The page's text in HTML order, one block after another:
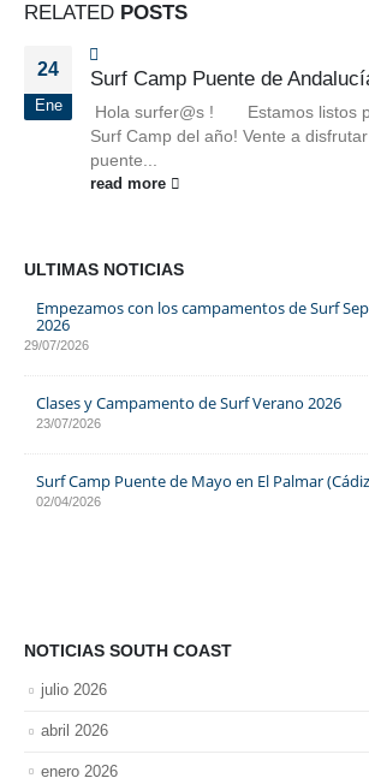
RELATED POSTS
24
Ene
Surf Camp Puente de
Hola surfer@s ! Estamos listos
Surf Camp del año! Vente a
puente...
read more
ULTIMAS NOTICIAS
Empezamos con los campamentos de Surf
2026
29/07/2026
Clases y Campamento de Surf Verano 2026
23/07/2026
Surf Camp Puente de Mayo en El Palmar
02/04/2026
NOTICIAS SOUTH COAST
julio 2026
abril 2026
enero 2026